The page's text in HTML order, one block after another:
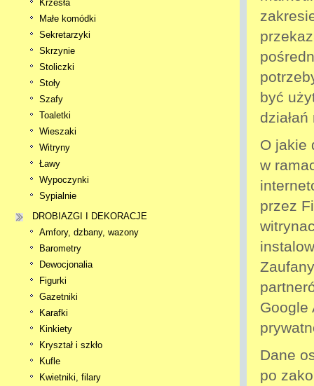
Krzesła
Małe komódki
Sekretarzyki
Skrzynie
Stoliczki
Stoły
Szafy
Toaletki
Wieszaki
Witryny
Ławy
Wypoczynki
Sypialnie
DROBIAZGI I DEKORACJE
Amfory, dzbany, wazony
Barometry
Dewocjonalia
Figurki
Gazetniki
Karafki
Kinkiety
Kryształ i szkło
Kufle
Kwietniki, filary
być
O jakie
w
przez
Google
Dane
po